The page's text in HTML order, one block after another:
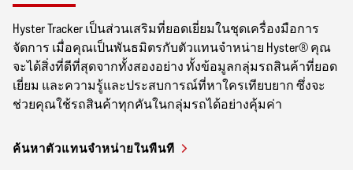
Hyster Tracker เป็นส่วนเสริมที่ยอดเยี่ยมในชุดเครื่องมือการ
จัดการ เมื่อคุณเป็นพันธมิตรกับตัวแทนจำหน่าย Hyster® คุณ
จะได้สิ่งที่ดีที่สุดจากทั้งสองอย่าง ทั้งข้อมูลกลุ่มรถสินค้าที่ยอด
เยี่ยม และความรู้และประสบการณ์ที่หาใครเทียบยาก ซึ่งจะ
ช่วยคุณใช้รถสินค้าทุกคันในกลุ่มรถได้อย่างคุ้มค่า
ค้นหาตัวแทนจำหน่ายในพื้นที่